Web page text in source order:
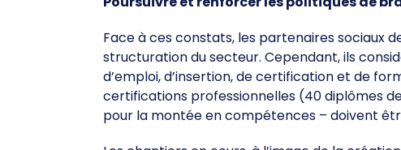
Face à ces constats, les partenaires sociaux
structuration du secteur. Cependant, ils
d’emploi, d’insertion, de certification et de
certifications professionnelles (40 diplômes
pour la montée en compétences – doivent